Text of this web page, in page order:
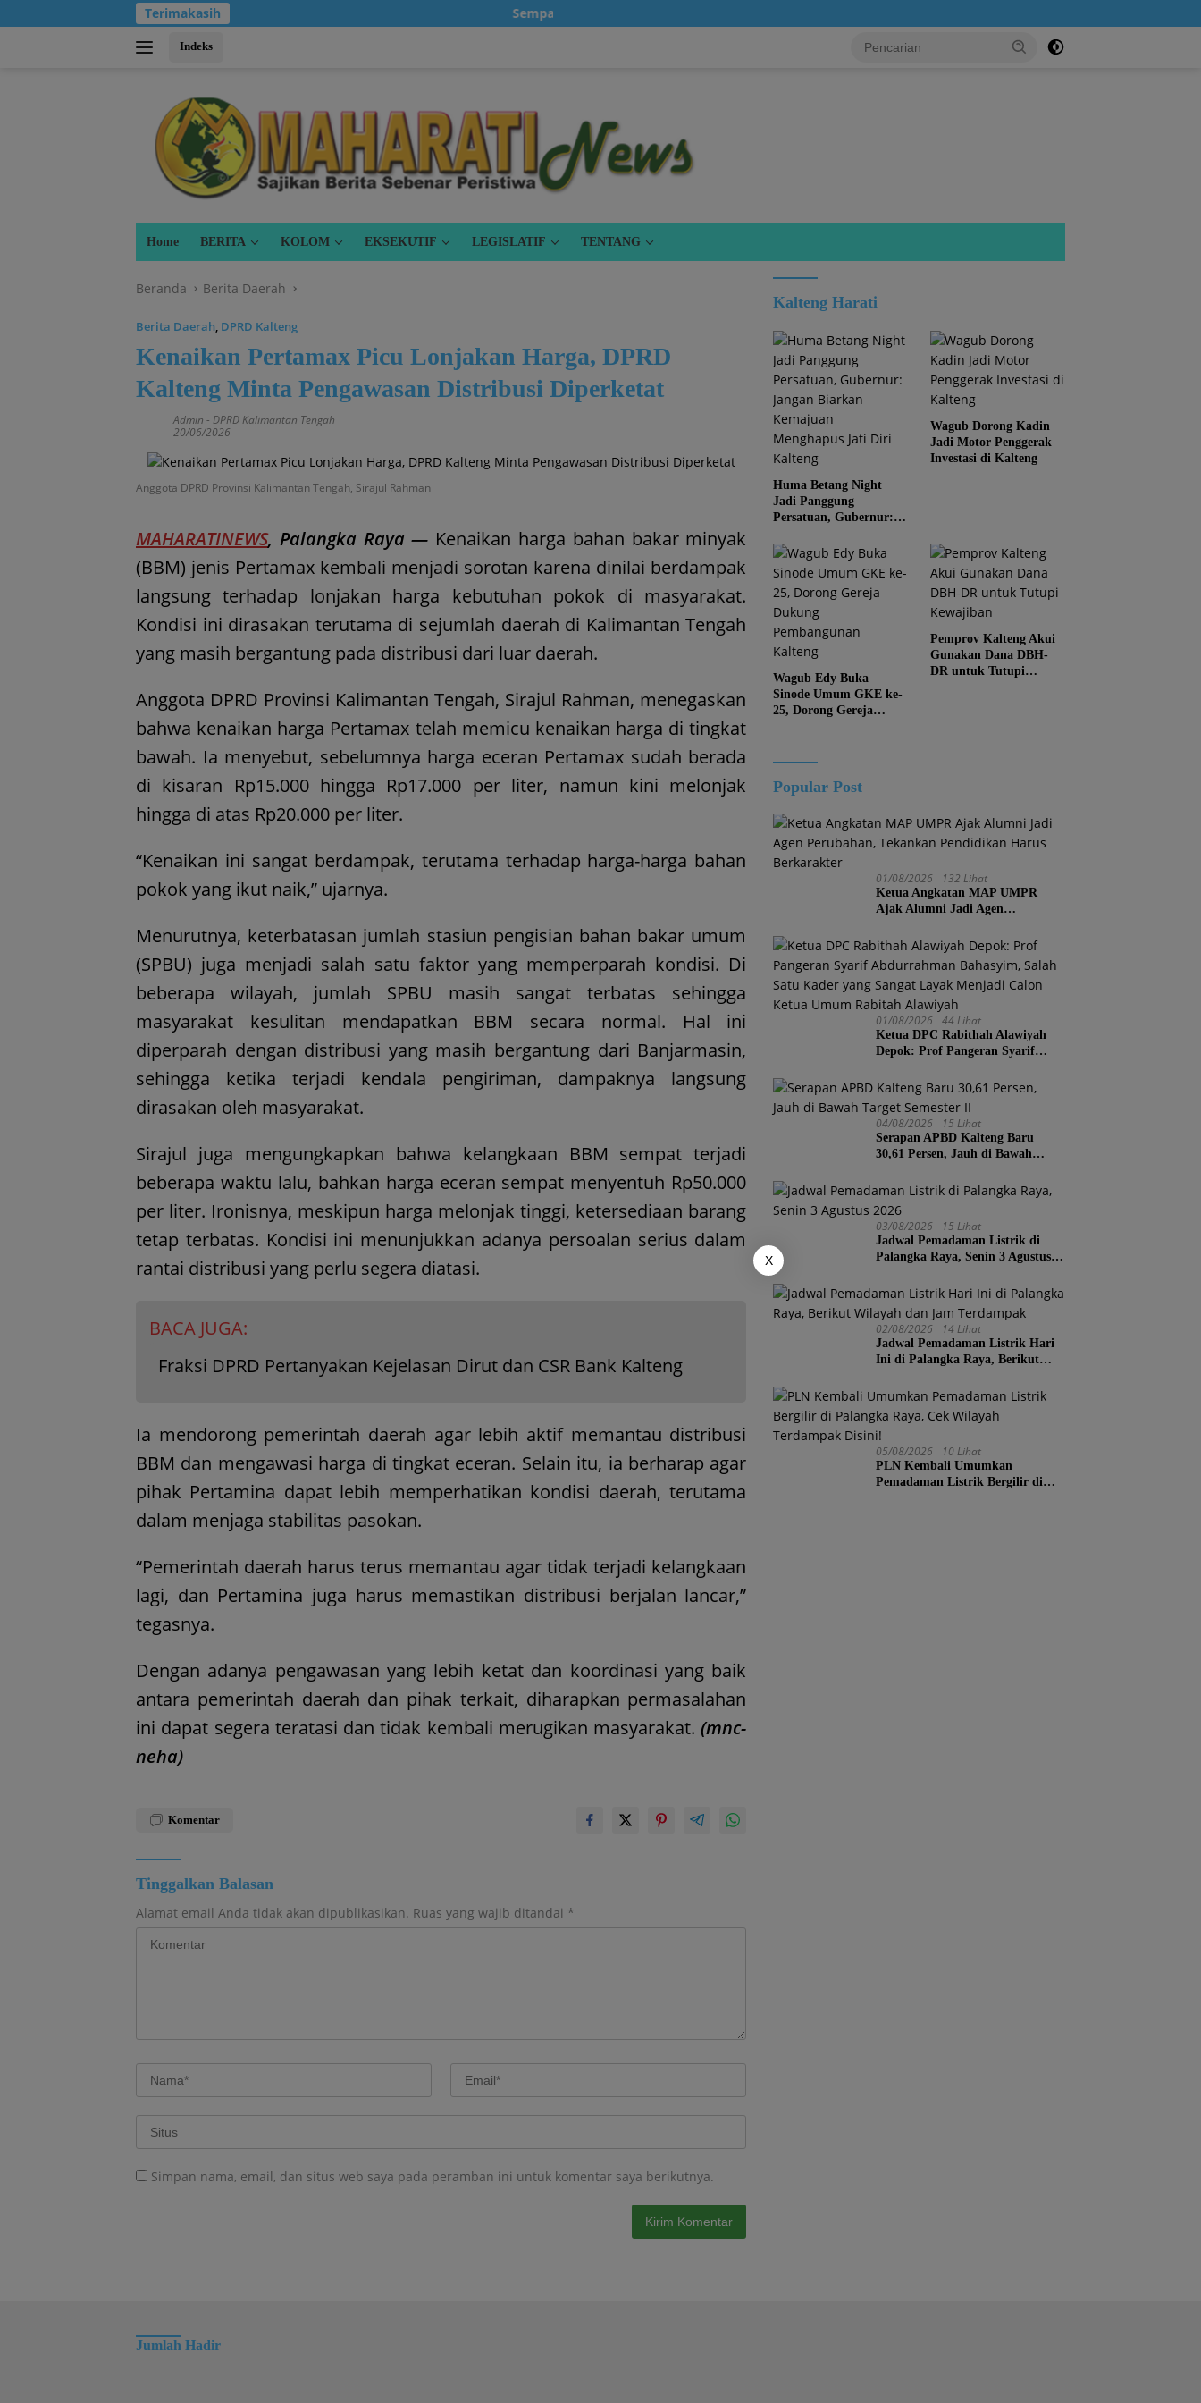
ke
Terimakasih Sempatkanlah untuk klik iklan, karena itu gratis...!
Indeks
Home BERITA KOLOM EKSEKUTIF LEGISLATIF TENTANG
Beranda Berita Daerah
Berita Daerah, DPRD Kalteng
Kenaikan Pertamax Picu Lonjakan Harga, DPRD
Kalteng Minta Pengawasan Distribusi Diperketat
Admin - DPRD Kalimantan Tengah
20/06/2026
Anggota DPRD Provinsi Kalimantan Tengah, Sirajul Rahman
MAHARATINEWS, Palangka Raya — Kenaikan harga bahan bakar minyak
(BBM) jenis Pertamax kembali menjadi sorotan karena dinilai berdampak
langsung terhadap lonjakan harga kebutuhan pokok di masyarakat.
Kondisi ini dirasakan terutama di sejumlah daerah di Kalimantan Tengah
yang masih bergantung pada distribusi dari luar daerah.
Anggota DPRD Provinsi Kalimantan Tengah, Sirajul Rahman, menegaskan
bahwa kenaikan harga Pertamax telah memicu kenaikan harga di tingkat
bawah. Ia menyebut, sebelumnya harga eceran Pertamax sudah berada
di kisaran Rp15.000 hingga Rp17.000 per liter, namun kini melonjak
hingga di atas Rp20.000 per liter.
“Kenaikan ini sangat berdampak, terutama terhadap harga-harga bahan
pokok yang ikut naik,” ujarnya.
Menurutnya, keterbatasan jumlah stasiun pengisian bahan bakar umum
(SPBU) juga menjadi salah satu faktor yang memperparah kondisi. Di
beberapa wilayah, jumlah SPBU masih sangat terbatas sehingga
masyarakat kesulitan mendapatkan BBM secara normal. Hal ini
diperparah dengan distribusi yang masih bergantung dari Banjarmasin,
sehingga ketika terjadi kendala pengiriman, dampaknya langsung
dirasakan oleh masyarakat.
Sirajul juga mengungkapkan bahwa kelangkaan BBM sempat terjadi
beberapa waktu lalu, bahkan harga eceran sempat menyentuh Rp50.000
per liter. Ironisnya, meskipun harga melonjak tinggi, ketersediaan barang
tetap terbatas. Kondisi ini menunjukkan adanya persoalan serius dalam
rantai distribusi yang perlu segera diatasi.
BACA JUGA:
Fraksi DPRD Pertanyakan Kejelasan Dirut dan CSR Bank Kalteng
Ia mendorong pemerintah daerah agar lebih aktif memantau distribusi
BBM dan mengawasi harga di tingkat eceran. Selain itu, ia berharap agar
pihak Pertamina dapat lebih memperhatikan kondisi daerah, terutama
dalam menjaga stabilitas pasokan.
“Pemerintah daerah harus terus memantau agar tidak terjadi kelangkaan
lagi, dan Pertamina juga harus memastikan distribusi berjalan lancar,”
tegasnya.
Dengan adanya pengawasan yang lebih ketat dan koordinasi yang baik
antara pemerintah daerah dan pihak terkait, diharapkan permasalahan
ini dapat segera teratasi dan tidak kembali merugikan masyarakat. (mnc-
neha)
Komentar
Tinggalkan Balasan
Alamat email Anda tidak akan dipublikasikan. Ruas yang wajib ditandai *
Simpan nama, email, dan situs web saya pada peramban ini untuk komentar saya berikutnya.
Kalteng Harati
Huma Betang Night
Jadi Panggung
Persatuan, Gubernur:
Kemajuan Menghapus
Jati Diri Kalteng
Wagub Dorong Kadin
Jadi Motor Penggerak
Investasi di Kalteng
Wagub Edy Buka
Sinode Umum GKE ke-
25, Dorong Gereja
Pemprov Kalteng Akui
Gunakan Dana DBH-
DR untuk Tutupi
Popular Post
01/08/2026 132 Lihat
Ketua Angkatan MAP UMPR
Ajak Alumni Jadi Agen
Harus Berkarakter
01/08/2026 44 Lihat
Ketua DPC Rabithah Alawiyah
Depok: Prof Pangeran Syarif
Satu Kader yang Sangat Layak
Menjadi Calon Ketua Umum
Rabitah Alawiyah
04/08/2026 15 Lihat
Serapan APBD Kalteng Baru
30,61 Persen, Jauh di Bawah
03/08/2026 15 Lihat
Jadwal Pemadaman Listrik di
Palangka Raya, Senin 3 Agustus
02/08/2026 14 Lihat
Jadwal Pemadaman Listrik Hari
Ini di Palangka Raya, Berikut
05/08/2026 10 Lihat
PLN Kembali Umumkan
Pemadaman Listrik Bergilir di
Jumlah Hadir
X